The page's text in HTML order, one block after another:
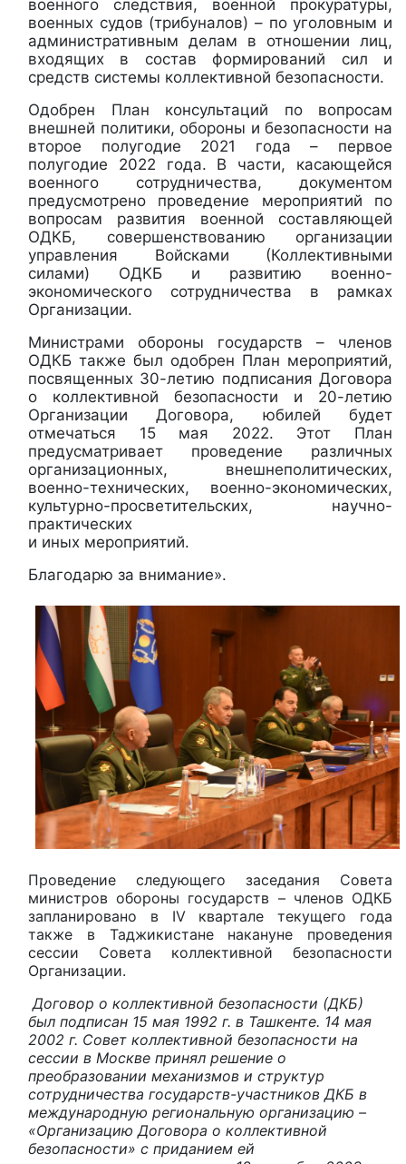
военного следствия, военной прокуратуры,
военных судов (трибуналов) – по уголовным и
административным делам в отношении лиц,
входящих в состав формирований сил и
средств системы коллективной безопасности.
Одобрен План консультаций по вопросам
внешней политики, обороны и безопасности на
второе полугодие 2021 года – первое
полугодие 2022 года. В части, касающейся
военного сотрудничества, документом
предусмотрено проведение мероприятий по
вопросам развития военной составляющей
ОДКБ, совершенствованию организации
управления Войсками (Коллективными
силами) ОДКБ и развитию военно-
экономического сотрудничества в рамках
Организации.
Министрами обороны государств – членов
ОДКБ также был одобрен План мероприятий,
посвященных 30-летию подписания Договора
о коллективной безопасности и 20-летию
Организации Договора, юбилей будет
отмечаться 15 мая 2022. Этот План
предусматривает проведение различных
организационных, внешнеполитических,
военно-технических, военно-экономических,
культурно-просветительских, научно-
практических
и иных мероприятий.
Благодарю за внимание».
Проведение следующего заседания Совета
министров обороны государств – членов ОДКБ
запланировано в IVквартале текущего года
также в Таджикистане накануне проведения
сессии Совета коллективной безопасности
Организации.
Договор о коллективной безопасности (ДКБ)
был подписан 15 мая 1992 г. в Ташкенте. 14 мая
2002 г. Совет коллективной безопасности на
сессии в Москве принял решение о
преобразовании механизмов и структур
сотрудничества государств-участников ДКБ в
международную региональную организацию –
«Организацию Договора о коллективной
безопасности» с приданием ей